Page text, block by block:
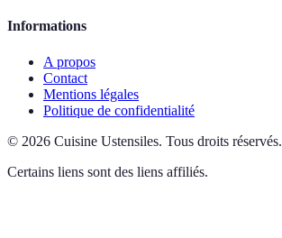
Informations
A propos
Contact
Mentions légales
Politique de confidentialité
© 2026 Cuisine Ustensiles. Tous droits réservés.
Certains liens sont des liens affiliés.